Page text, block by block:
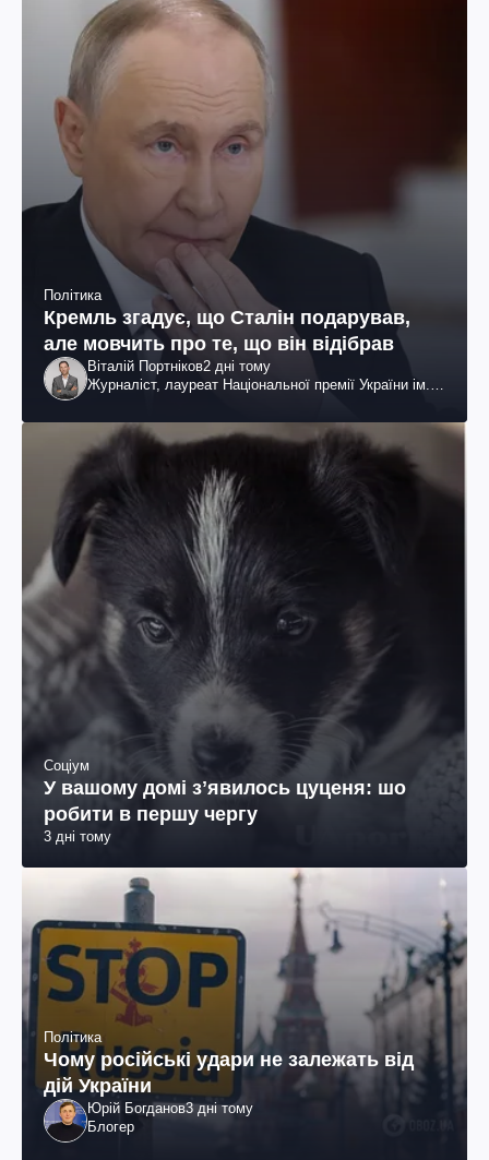
Політика
Кремль згадує, що Сталін подарував,
але мовчить про те, що він відібрав
Віталій Портніков2 дні тому
Журналіст, лауреат Національної премії України ім.
Соціум
У вашому домі зʼявилось цуценя: шо
робити в першу чергу
3 дні тому
Політика
Чому російські удари не залежать від
дій України
Юрій Богданов3 дні тому
Блогер